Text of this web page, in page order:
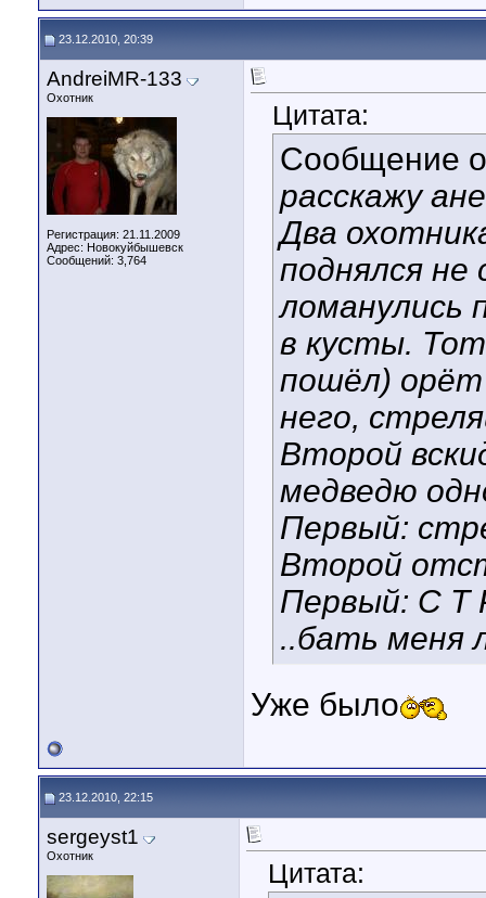
23.12.2010, 20:39
AndreiMR-133
Охотник
Регистрация: 21.11.2009
Адрес: Новокуйбышевск
Сообщений: 3,764
Цитата:
Сообщение
расскажу
Два
поднялся не
ломанулись
в кусты.
пошёл) орёт
него,
Второй
медведю
Первый:
Второй
Первый: С Т
..бать меня
Уже было
23.12.2010, 22:15
sergeyst1
Охотник
Цитата: